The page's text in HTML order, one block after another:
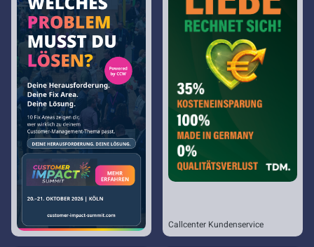
Callcenter Kundenservice